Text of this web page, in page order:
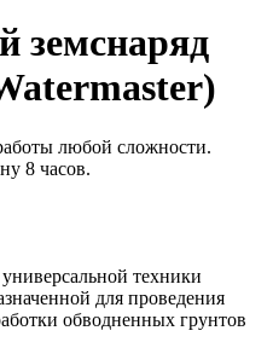
земснаряд
любой сложности.
8 часов.
техники
для проведения
обводненных грунтов